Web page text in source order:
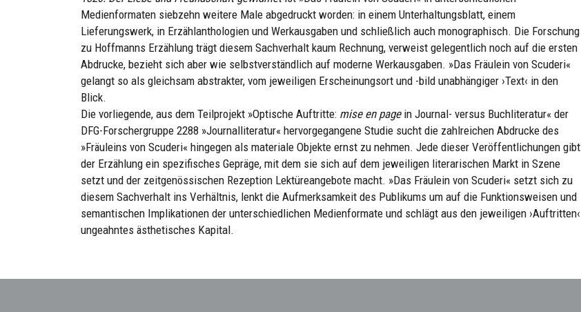
Medienformaten siebzehn weitere Male abgedruckt worden: in einem Unterhaltungsblatt, einem
Lieferungswerk, in Erzählanthologien und Werkausgaben und schließlich auch monographisch. Die Forschung
zu Hoffmanns Erzählung trägt diesem Sachverhalt kaum Rechnung, verweist gelegentlich noch auf die ersten
Abdrucke, bezieht sich aber wie selbstverständlich auf moderne Werkausgaben. »Das Fräulein von Scuderi«
gelangt so als gleichsam abstrakter, vom jeweiligen Erscheinungsort und -bild unabhängiger ›Text‹ in den
Blick.
Die vorliegende, aus dem Teilprojekt »Optische Auftritte: mise en pagein Journal- versus Buchliteratur« der
DFG-Forschergruppe 2288 »Journalliteratur« hervorgegangene Studie sucht die zahlreichen Abdrucke des
»Fräuleins von Scuderi« hingegen als materiale Objekte ernst zu nehmen. Jede dieser Veröffentlichungen gibt
der Erzählung ein spezifisches Gepräge, mit dem sie sich auf dem jeweiligen literarischen Markt in Szene
setzt und der zeitgenössischen Rezeption Lektüreangebote macht. »Das Fräulein von Scuderi« setzt sich zu
diesem Sachverhalt ins Verhältnis, lenkt die Aufmerksamkeit des Publikums um auf die Funktionsweisen und
semantischen Implikationen der unterschiedlichen Medienformate und schlägt aus den jeweiligen ›Auftritten‹
ungeahntes ästhetisches Kapital.